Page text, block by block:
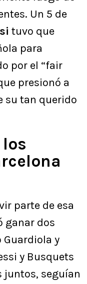
Un 5 de
tuvo que
para
por el “fair
presionó a
su tan querido
parte de esa
ganar dos
Guardiola y
y Busquets
juntos, seguían